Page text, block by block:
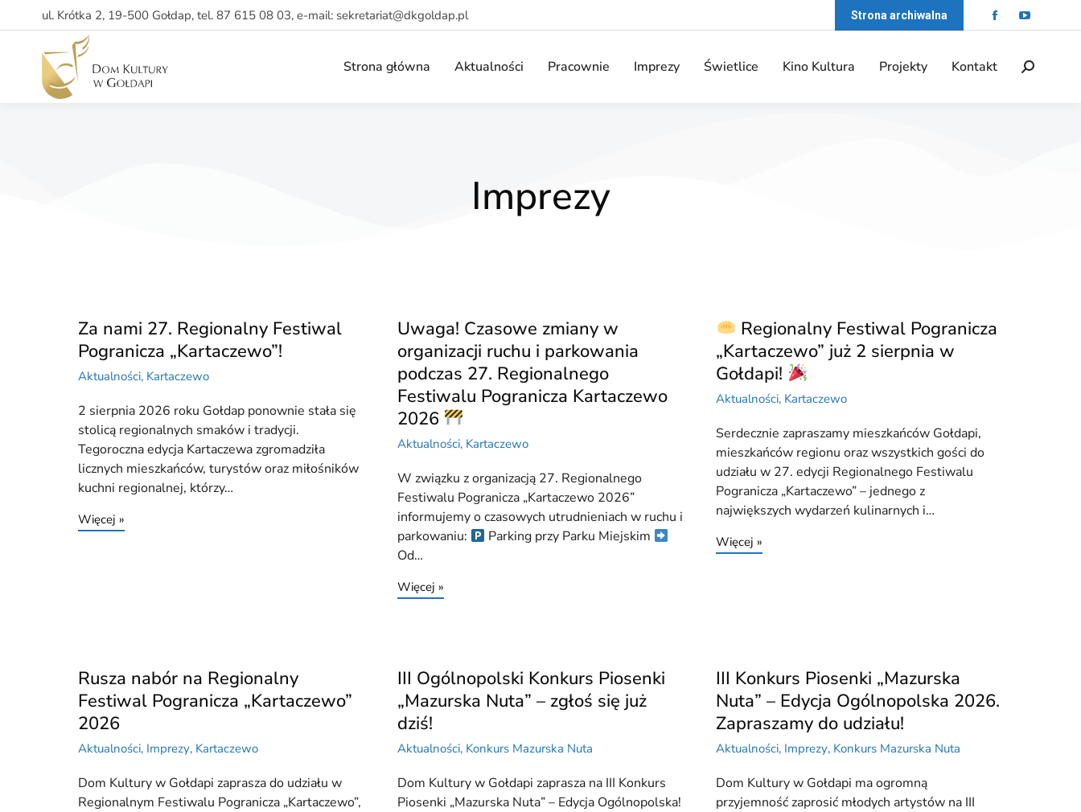
ul. Krótka 2, 19-500 Gołdap, tel. 87 615 08 03, e-mail: sekretariat@dkgoldap.pl Strona archiwalna
Strona główna Aktualności Pracownie Imprezy Świetlice Kino Kultura Projekty Kontakt
Imprezy
Za nami 27. Regionalny Festiwal
Pogranicza „Kartaczewo”!
Aktualności, Kartaczewo
2 sierpnia 2026 roku Gołdap ponownie stała się
stolicą regionalnych smaków i tradycji.
Tegoroczna edycja Kartaczewa zgromadziła
licznych mieszkańców, turystów oraz miłośników
kuchni regionalnej, którzy…
Więcej »
Uwaga! Czasowe zmiany w
organizacji ruchu i parkowania
podczas 27. Regionalnego
Festiwalu Pogranicza Kartaczewo
2026
Aktualności, Kartaczewo
W związku z organizacją 27. Regionalnego
Festiwalu Pogranicza „Kartaczewo 2026”
informujemy o czasowych utrudnieniach w ruchu i
parkowaniu:
Parking przy Parku Miejskim
Od…
Więcej »
Regionalny Festiwal Pogranicza
„Kartaczewo” już 2 sierpnia w
Gołdapi!
Aktualności, Kartaczewo
Serdecznie zapraszamy mieszkańców Gołdapi,
mieszkańców regionu oraz wszystkich gości do
udziału w 27. edycji Regionalnego Festiwalu
Pogranicza „Kartaczewo” – jednego z
największych wydarzeń kulinarnych i…
Więcej »
Rusza nabór na Regionalny
Festiwal Pogranicza „Kartaczewo”
2026
Aktualności, Imprezy, Kartaczewo
Dom Kultury w Gołdapi zaprasza do udziału w
Regionalnym Festiwalu Pogranicza „Kartaczewo”,
III Ogólnopolski Konkurs Piosenki
„Mazurska Nuta” – zgłoś się już
dziś!
Aktualności, Konkurs Mazurska Nuta
Dom Kultury w Gołdapi zaprasza na III Konkurs
Piosenki „Mazurska Nuta” – Edycja Ogólnopolska!
III Konkurs Piosenki „Mazurska
Nuta” – Edycja Ogólnopolska 2026.
Zapraszamy do udziału!
Aktualności, Imprezy, Konkurs Mazurska Nuta
Dom Kultury w Gołdapi ma ogromną
przyjemność zaprosić młodych artystów na III